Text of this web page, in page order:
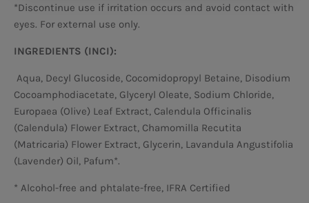
*Discontinue use if irritation occurs and avoid contact with
eyes. For external use only.
INGREDIENTS (INCI):
Aqua, Decyl Glucoside, Cocomidopropyl Betaine, Disodium
Cocoamphodiacetate, Glyceryl Oleate, Sodium Chloride,
Europaea (Olive) Leaf Extract, Calendula Officinalis
(Calendula) Flower Extract, Chamomilla Recutita
(Matricaria) Flower Extract, Glycerin, Lavandula Angustifolia
(Lavender) Oil, Pafum*.
* Alcohol-free and phtalate-free, IFRA Certified